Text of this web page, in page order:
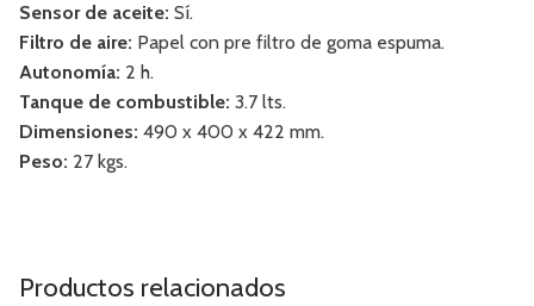
Sensor de aceite: Sí.
Filtro de aire: Papel con pre filtro de goma espuma.
Autonomía: 2 h.
Tanque de combustible: 3.7 lts.
Dimensiones: 490 x 400 x 422 mm.
Peso: 27 kgs.
Productos relacionados